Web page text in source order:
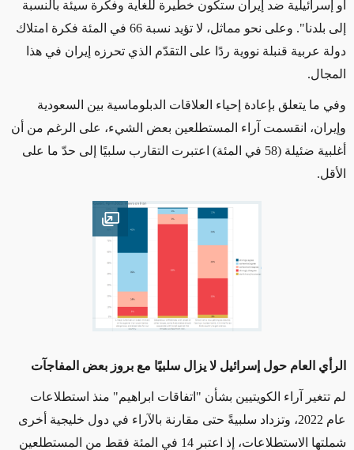
أو إسرائيلية ضد إيران ستكون خطيرة للغاية وفكرة سيئة بالنسبة
إلى بلدنا". وعلى نحو مماثل، لا تؤيد نسبة 66 في المئة فكرة امتلاك
دولة عربية قنبلة نووية ردًا على التقدّم الذي تحرزه إيران في هذا
المجال.
وفي ما يتعلق بإعادة إحياء العلاقات الدبلوماسية بين السعودية
وإيران، انقسمت آراء المستطلعين بعض الشيء، على الرغم من أن
أغلبية ضئيلة (58 في المئة) اعتبرت التقارب سلبيًا إلى حدّ ما على
الأقل.
Open image
الرأي العام حول إسرائيل لا يزال سلبيًا مع بروز بعض المفاجآت
لم تتغير آراء الكويتيين بشأن "اتفاقات ابراهيم" منذ استطلاعات
عام 2022، وتزداد سلبيةً حتى مقارنة بالآراء في دول خليجية أخرى
شملتها الاستطلاعات، إذ اعتبر 14 في المئة فقط من المستطلعين